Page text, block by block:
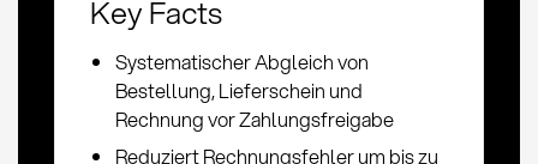
Key Facts
Systematischer Abgleich von
Bestellung, Lieferschein und
Rechnung vor Zahlungsfreigabe
Reduziert Rechnungsfehler um bis zu